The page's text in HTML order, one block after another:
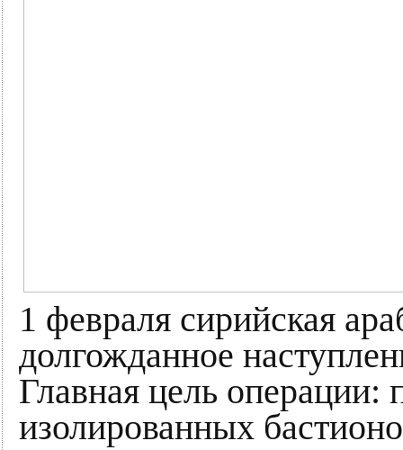
1 февраля сирийская
долгожданное
Главная цель операции:
изолированных